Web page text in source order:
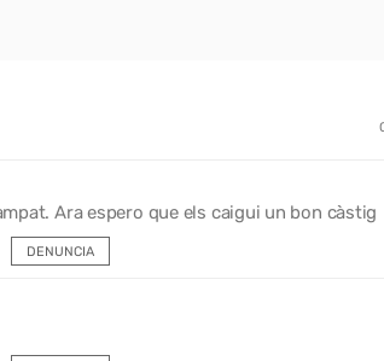
Ara espero que els caigui un bon càstig
DENUNCIA